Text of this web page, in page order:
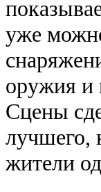
уже
оружия и
Сцены
лучшего,
жители